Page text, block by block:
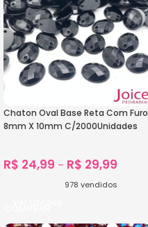
Chaton Oval Base Reta Com Furo
8mm X 10mm C/2000Unidades
R$ 24,99 – R$ 29,99
978 vendidos